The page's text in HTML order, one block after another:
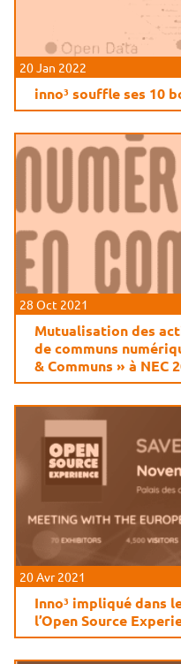
20 Jan 2022
inno³ souffle ses 10
28 Oct 2021
Mutualisation des
de communs
& Communs » à NEC
20 Avr 2021
Inno³ impliqué dans
l’Open Source